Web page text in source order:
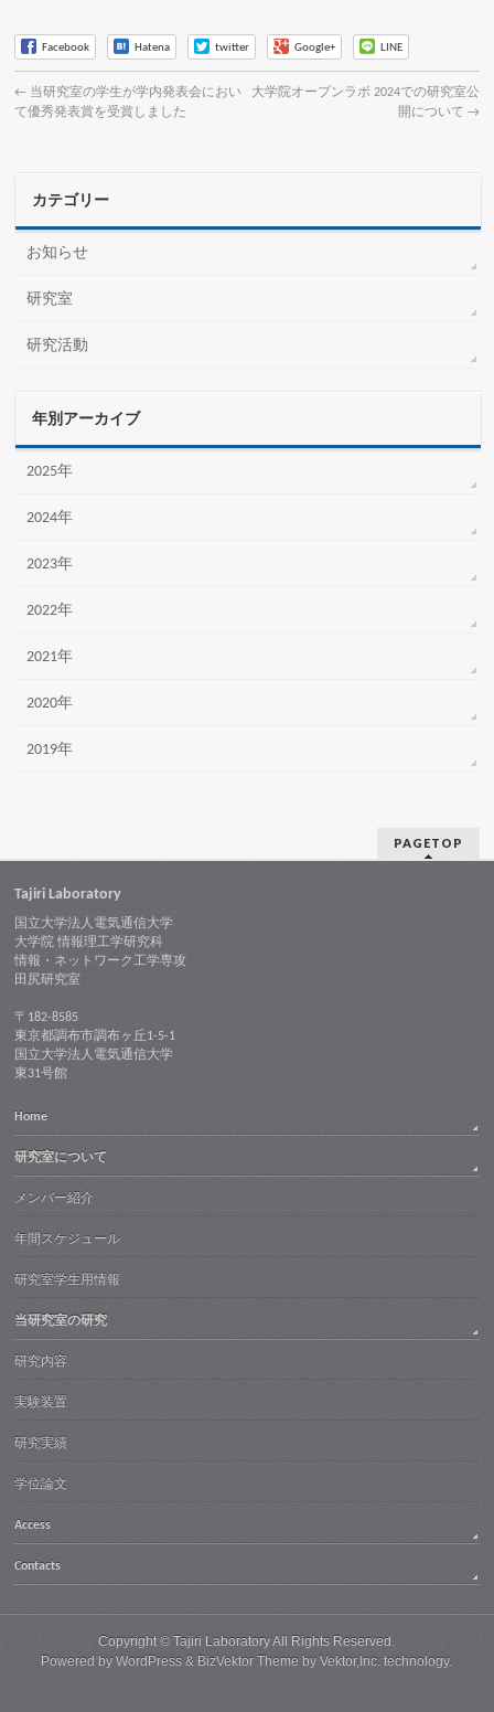
Facebook Hatena twitter Google+ LINE
← 当研究室の学生が学内発表会におい
て優秀発表賞を受賞しました
大学院オープンラボ 2024での研究室公
開について →
カテゴリー
お知らせ
研究室
研究活動
年別アーカイブ
2025年
2024年
2023年
2022年
2021年
2020年
2019年
PAGETOP
Tajiri Laboratory
国立大学法人電気通信大学
大学院 情報理工学研究科
情報・ネットワーク工学専攻
田尻研究室
〒182-8585
東京都調布市調布ヶ丘1-5-1
国立大学法人電気通信大学
東31号館
Home
研究室について
メンバー紹介
年間スケジュール
研究室学生用情報
当研究室の研究
研究内容
実験装置
研究実績
学位論文
Access
Contacts
Copyright ©Tajiri LaboratoryAll Rights Reserved.
Powered byWordPress & BizVektor Theme byVektor,Inc. technology.